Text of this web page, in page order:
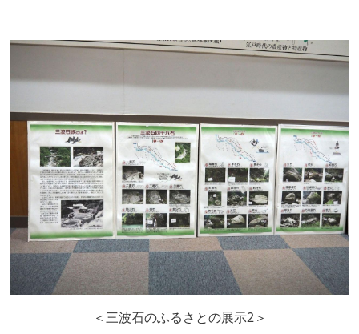
＜三波石のふるさとの展示2＞